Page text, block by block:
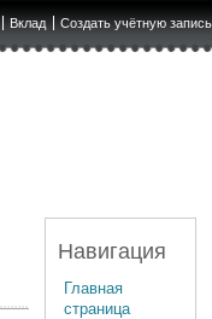
Вклад Создать учётную запись
Навигация
Главная
страница